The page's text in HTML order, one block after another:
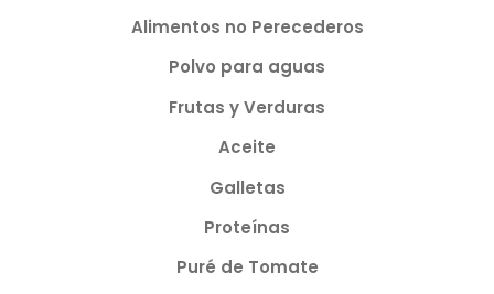
Alimentos no Perecederos
Polvo para aguas
Frutas y Verduras
Aceite
Galletas
Proteínas
Puré de Tomate